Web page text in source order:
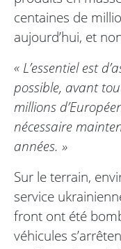
centaines de
aujourd’hui, et
« L’essentiel est
possible, avant
millions
nécessaire
années. »
Sur le terrain,
service
front ont été
véhicules